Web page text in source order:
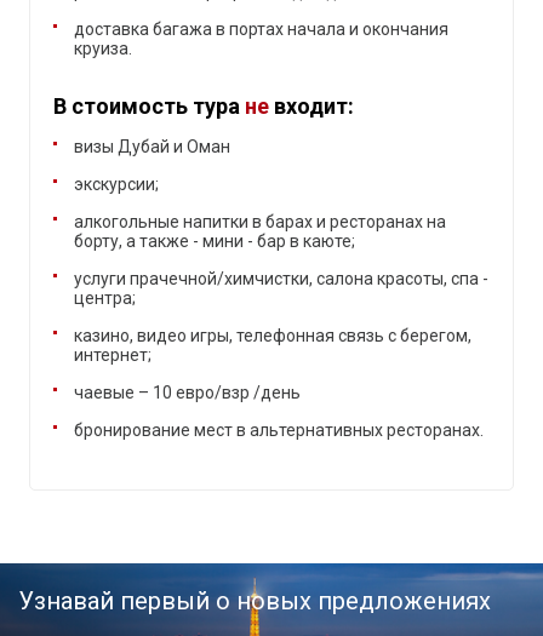
доставка багажа в портах начала и окончания
круиза.
В стоимость тура не входит:
визы Дубай и Оман
экскурсии;
алкогольные напитки в барах и ресторанах на
борту, а также - мини - бар в каюте;
услуги прачечной/химчистки, салона красоты, спа -
центра;
казино, видео игры, телефонная связь с берегом,
интернет;
чаевые – 10 евро/взр /день
бронирование мест в альтернативных ресторанах.
Узнавай первый о новых предложениях